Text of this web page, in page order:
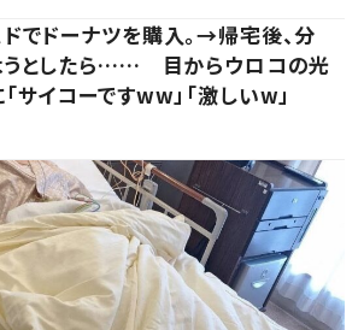
でドーナツを購入。→帰宅後、分
うとしたら…… 目からウロコの光
サイコーですww」「激しいw」